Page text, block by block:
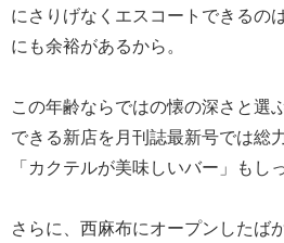
にさりげなくエスコートできるの
にも余裕があるから。
この年齢ならではの懐の深さと選
できる新店を月刊誌最新号では総
「カクテルが美味しいバー」もし
さらに、西麻布にオープンしたば